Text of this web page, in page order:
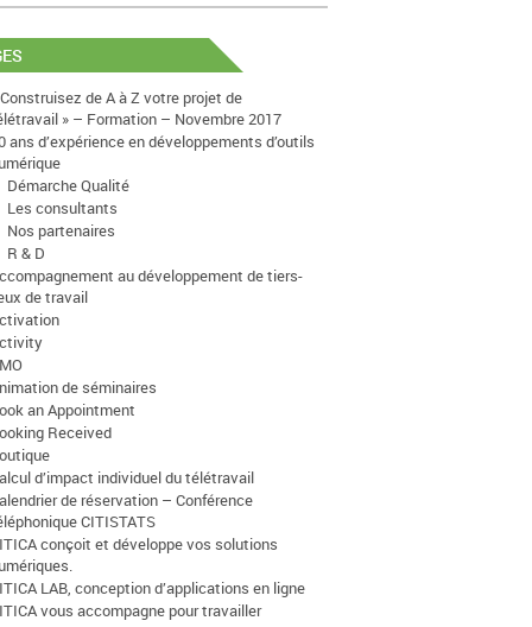
de A à Z votre projet de
» – Formation – Novembre 2017
ans d’expérience en développements d’outils
Démarche Qualité
Les consultants
Nos partenaires
R & D
au développement de tiers-
de travail
de séminaires
an Appointment
Received
d’impact individuel du télétravail
de réservation – Conférence
CITISTATS
conçoit et développe vos solutions
LAB, conception d’applications en ligne
vous accompagne pour travailler